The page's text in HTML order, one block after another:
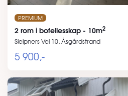
PREMIUM
2 rom i bofellesskap - 10m2
Sleipners Vei 10, Åsgårdstrand
5 900,-